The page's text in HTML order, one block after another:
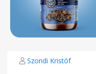
Szondi Kristóf